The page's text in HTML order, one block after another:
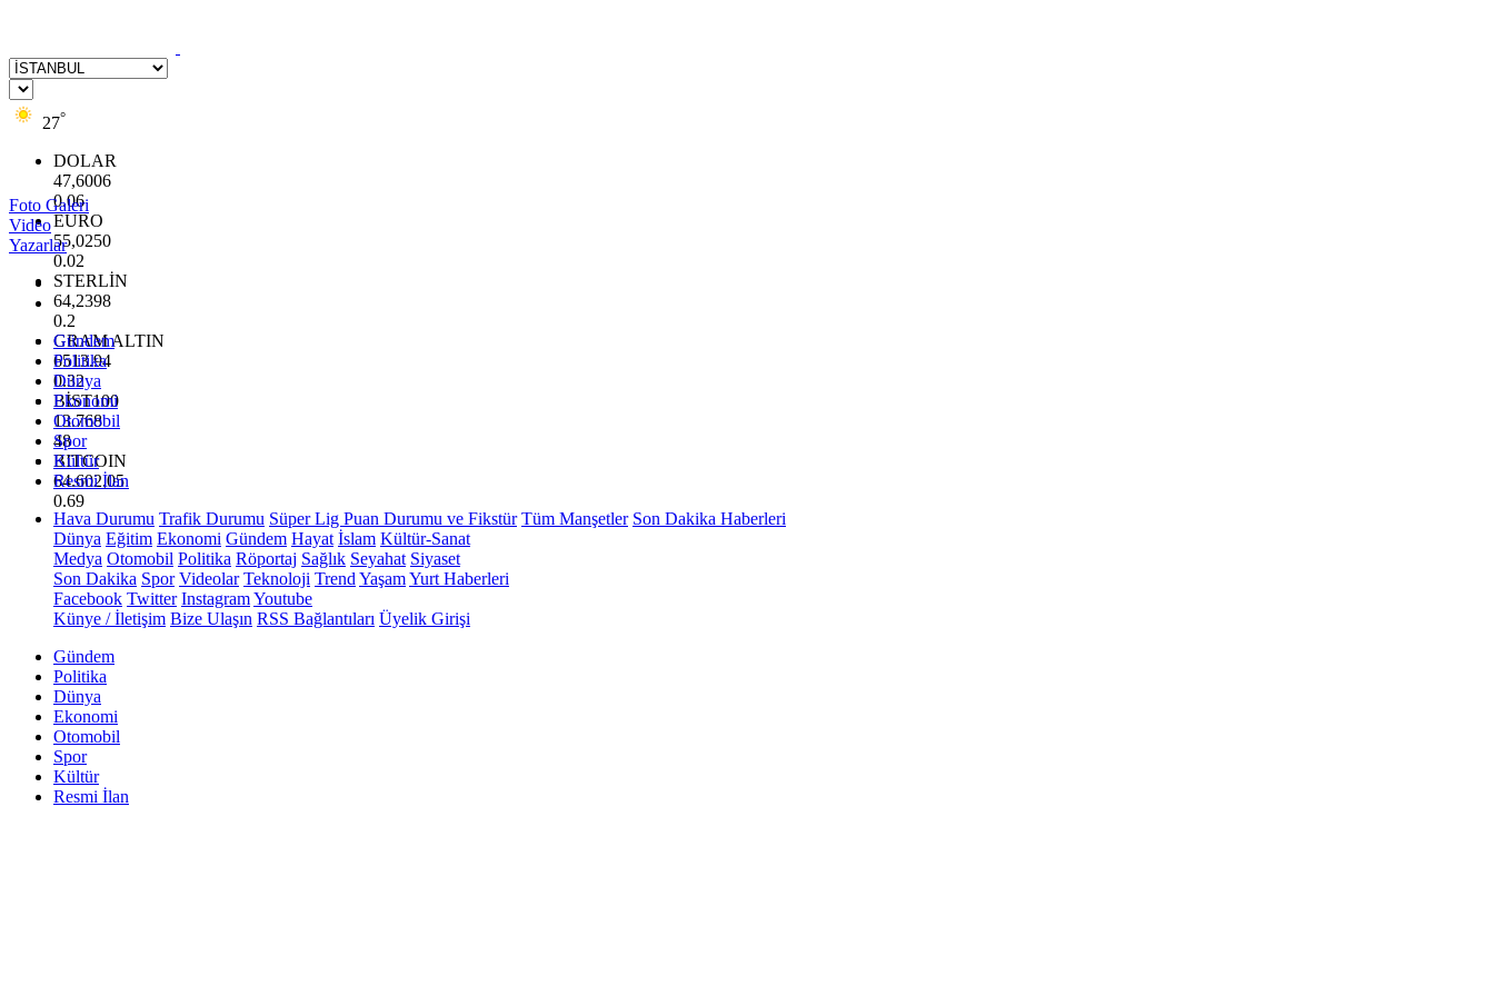
27°
DOLAR
47,6006
0.06
EURO
55,0250
0.02
STERLİN
64,2398
0.2
GRAM ALTIN
6513.94
0.32
BİST100
13.768
48
BITCOIN
64.602,05
0.69
Foto Galeri
Video
Yazarlar
Gündem
Politika
Dünya
Ekonomi
Otomobil
Spor
Kültür
Resmi İlan
Hava Durumu Trafik Durumu Süper Lig Puan Durumu ve Fikstür Tüm Manşetler Son Dakika Haberleri
Dünya Eğitim Ekonomi Gündem Hayat İslam Kültür-Sanat
Medya Otomobil Politika Röportaj Sağlık Seyahat Siyaset
Son Dakika Spor Videolar Teknoloji Trend YaşamYurt Haberleri
Facebook Twitter InstagramYoutube
Künye / İletişim Bize Ulaşın RSS Bağlantıları Üyelik Girişi
Gündem
Politika
Dünya
Ekonomi
Otomobil
Spor
Kültür
Resmi İlan